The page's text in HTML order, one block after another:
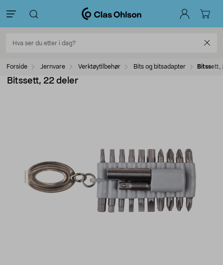
Forside Jernvare Verktøytilbehør Bits og bitsadapter Bitssett,
Bitssett, 22 deler